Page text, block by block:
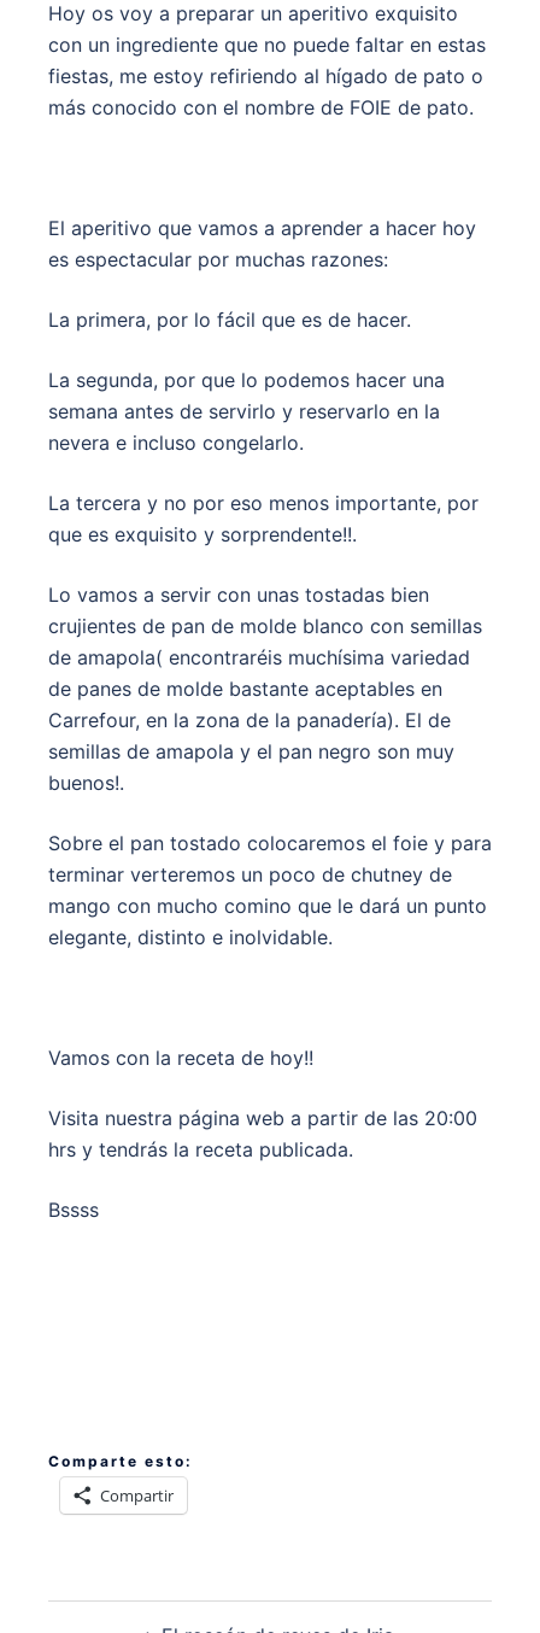
Hoy os voy a preparar un aperitivo exquisito
con un ingrediente que no puede faltar en estas
fiestas, me estoy refiriendo al hígado de pato o
más conocido con el nombre de FOIE de pato.
El aperitivo que vamos a aprender a hacer hoy
es espectacular por muchas razones:
La primera, por lo fácil que es de hacer.
La segunda, por que lo podemos hacer una
semana antes de servirlo y reservarlo en la
nevera e incluso congelarlo.
La tercera y no por eso menos importante, por
que es exquisito y sorprendente!!.
Lo vamos a servir con unas tostadas bien
crujientes de pan de molde blanco con semillas
de amapola( encontraréis muchísima variedad
de panes de molde bastante aceptables en
Carrefour, en la zona de la panadería). El de
semillas de amapola y el pan negro son muy
buenos!.
Sobre el pan tostado colocaremos el foie y para
terminar verteremos un poco de chutney de
mango con mucho comino que le dará un punto
elegante, distinto e inolvidable.
Vamos con la receta de hoy!!
Visita nuestra página web a partir de las 20:00
hrs y tendrás la receta publicada.
Bssss
Comparte esto:
Compartir